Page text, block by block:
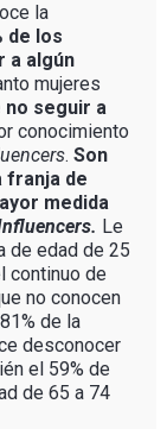
la
de los
a algún
mujeres
no seguir a
conocimiento
. Son
franja de
medida
Le
de edad de 25
continuo de
no conocen
de la
desconocer
el 59% de
de 65 a 74